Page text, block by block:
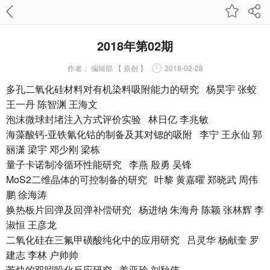
2018年第02期
作者： 编辑部 【 原创 】 2018-02-28
多孔二氧化硅材料对有机染料吸附能力的研究 杨昊宇 张蛟
王一丹 陈智渊 王海文
泡沫微球封堵注入方式评价实验 林日亿 李兆敏
海藻酸钙-亚铁氰化钴的制备及其对锶的吸附 李宁 王永仙 郭
丽潇 梁宇 邓少刚 梁栋
量子卡诺制冷循环性能研究 李燕 殷勇 吴锋
MoS2二维晶体的可控制备的研究 叶黎 黄嘉曜 郑晓武 周伟
鹏 徐海涛
换热板片回弹及回弹补偿研究 杨进纳 朱海舟 陈颖 张林辉 李
淑恒 王彦龙
二氧化硅在三氟甲磺酸纯化中的应用研究 吕灵华 杨献奎 罗
建志 李林 户帅帅